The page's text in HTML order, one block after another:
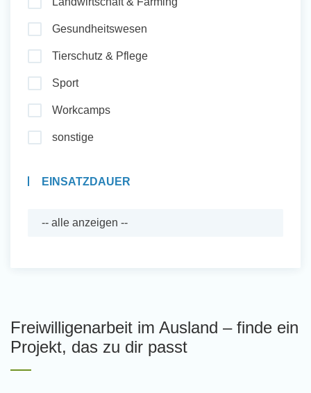
Gesundheitswesen
Tierschutz & Pflege
Sport
Workcamps
sonstige
EINSATZDAUER
Freiwilligenarbeit im Ausland – finde ein
Projekt, das zu dir passt